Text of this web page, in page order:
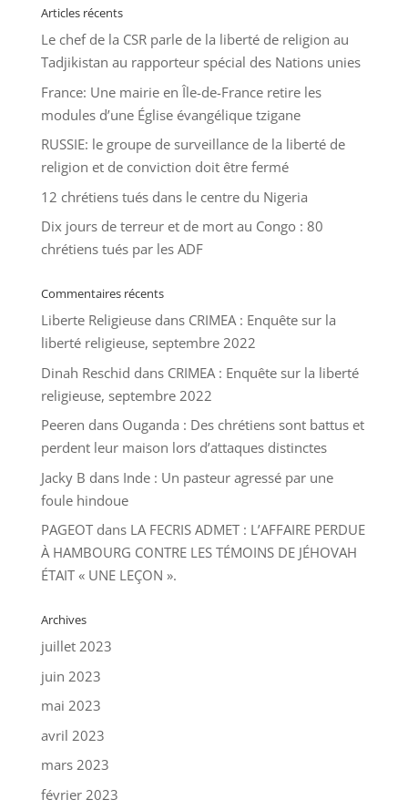
Articles récents
Le chef de la CSR parle de la liberté de religion au
Tadjikistan au rapporteur spécial des Nations unies
France: Une mairie en Île-de-France retire les
modules d’une Église évangélique tzigane
RUSSIE: le groupe de surveillance de la liberté de
religion et de conviction doit être fermé
12 chrétiens tués dans le centre du Nigeria
Dix jours de terreur et de mort au Congo : 80
chrétiens tués par les ADF
Commentaires récents
Liberte Religieusedans CRIMEA : Enquête sur la
liberté religieuse, septembre 2022
Dinah Reschid dans CRIMEA : Enquête sur la liberté
religieuse, septembre 2022
Peeren dans Ouganda : Des chrétiens sont battus et
perdent leur maison lors d’attaques distinctes
Jacky B dans Inde : Un pasteur agressé par une
foule hindoue
PAGEOTdans LA FECRIS ADMET : L’AFFAIRE PERDUE
À HAMBOURG CONTRE LES TÉMOINS DE JÉHOVAH
ÉTAIT « UNE LEÇON ».
Archives
juillet 2023
juin 2023
mai 2023
avril 2023
mars 2023
février 2023